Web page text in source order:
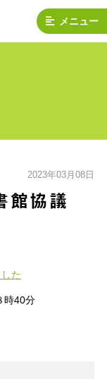
メニュー
2023年03月08日
館協議
た
時40分